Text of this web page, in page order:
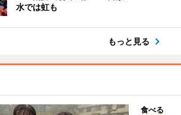
水では虹も
もっと見る
食べる